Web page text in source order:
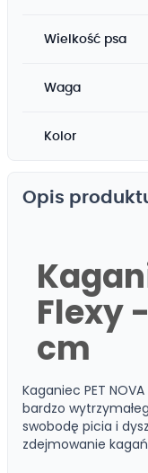
Wielkość psa
Waga
Kolor
Opis
Flexy
cm
Kaganiec PET
bardzo
swobodę picia i
zdejmowanie